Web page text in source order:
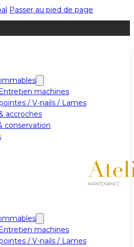
Passer au pied de page
machines
/ V-nails / Lames
accroches
conservation
machines
/ V-nails / Lames